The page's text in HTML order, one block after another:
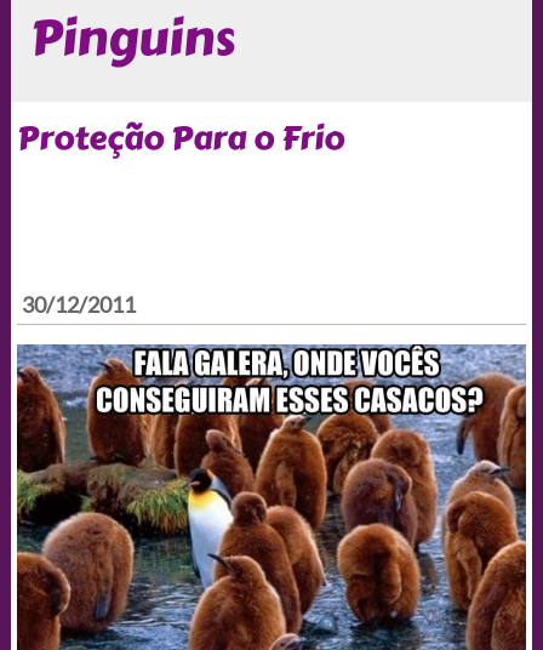
Pinguins
Proteção Para o Frio
30/12/2011